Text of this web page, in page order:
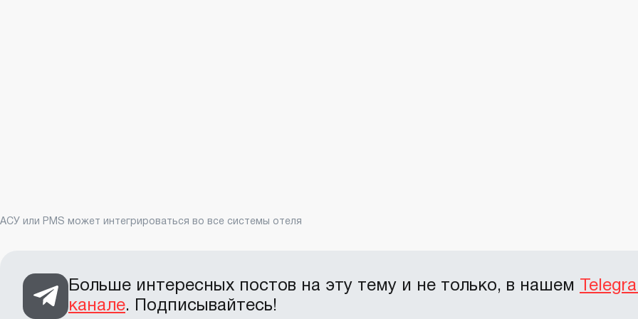
АСУ или PMS может интегрироваться во все системы отеля
Больше интересных постов на эту тему и не только, в нашем
канале. Подписывайтесь!